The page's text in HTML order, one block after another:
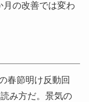
の改善では変わ
春節明け反動回
み方だ。景気の